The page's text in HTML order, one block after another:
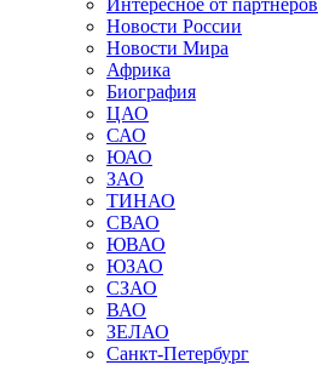
Интересное от партнеров
Новости России
Новости Мира
Африка
Биография
ЦАО
САО
ЮАО
ЗАО
ТИНАО
СВАО
ЮВАО
ЮЗАО
СЗАО
ВАО
ЗЕЛАО
Санкт-Петербург